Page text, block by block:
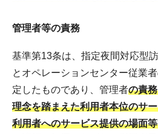
管理者等の責務
基準第13条は、指定夜間対応型
とオペレーションセンター従業
定したものであり、管理者の責
理念を踏まえた利用者本位のサ
利用者へのサービス提供の場面